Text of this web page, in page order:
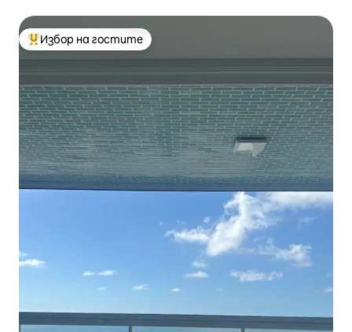
Най-популярен избор на гостите
Избор на гостите